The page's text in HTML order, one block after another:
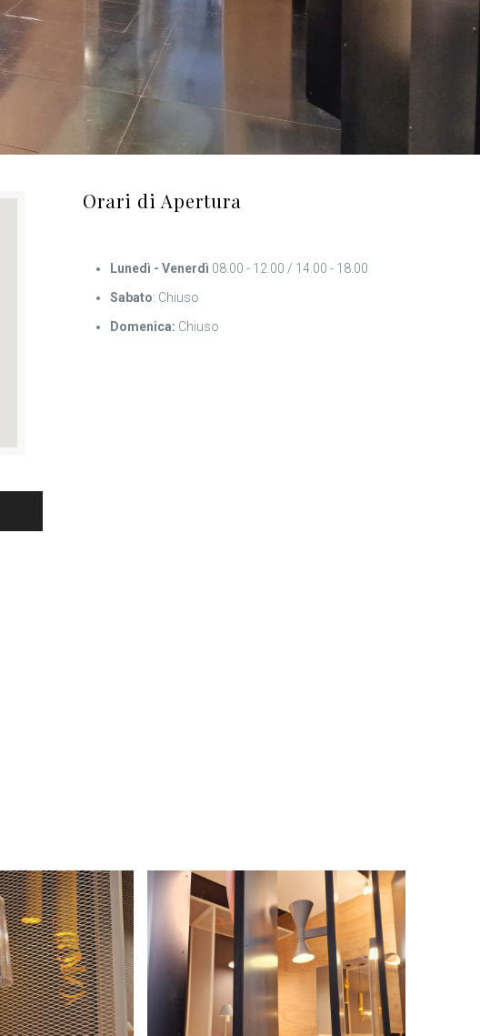
Orari di Apertura
Lunedì - Venerdì 08.00 - 12.00 / 14.00 - 18.00
Sabato: Chiuso
Domenica: Chiuso